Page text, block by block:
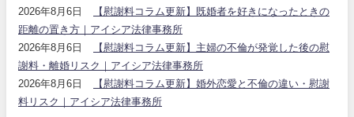
2026年8月6日
【慰謝料コラム更新】既婚者を好きになったときの
距離の置き方｜アイシア法律事務所
2026年8月6日
【慰謝料コラム更新】主婦の不倫が発覚した後の慰
謝料・離婚リスク｜アイシア法律事務所
2026年8月6日
【慰謝料コラム更新】婚外恋愛と不倫の違い・慰謝
料リスク｜アイシア法律事務所